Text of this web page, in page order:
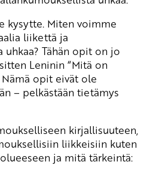
kysytte. Miten voimme
liikettä ja
Tähän opit on jo
Leninin “Mitä on
Nämä opit eivät ole
– pelkästään tietämys
kirjallisuuteen,
liikkeisiin kuten
ja mitä tärkeintä: